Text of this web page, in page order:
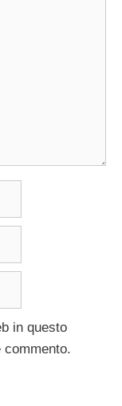
in questo
commento.